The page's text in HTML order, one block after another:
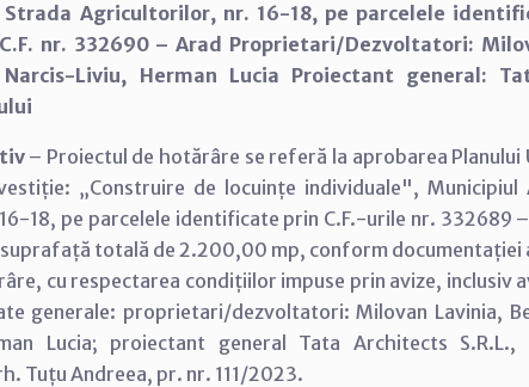
Agricultorilor, nr. 16-18, pe parcelele
nr. 332690 – Arad Proprietari/Dezvoltatori:
Liviu, Herman Lucia Proiectant general:
– Proiectul de hotărâre se referă la aprobarea
„Construire de locuințe individuale", Municipiul
18, pe parcelele identificate prin C.F.-urile nr. 332689
totală de 2.200,00 mp, conform documentației
cu respectarea condițiilor impuse prin avize, inclusiv
generale: proprietari/dezvoltatori: Milovan Lavinia,
Lucia; proiectant general Tata Architects
Tuțu Andreea, pr. nr. 111/2023.